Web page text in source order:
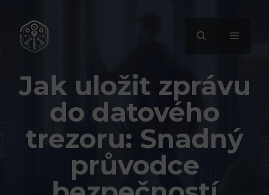
obsah
MENU
Jak uložit zprávu
do datového
trezoru: Snadný
průvodce